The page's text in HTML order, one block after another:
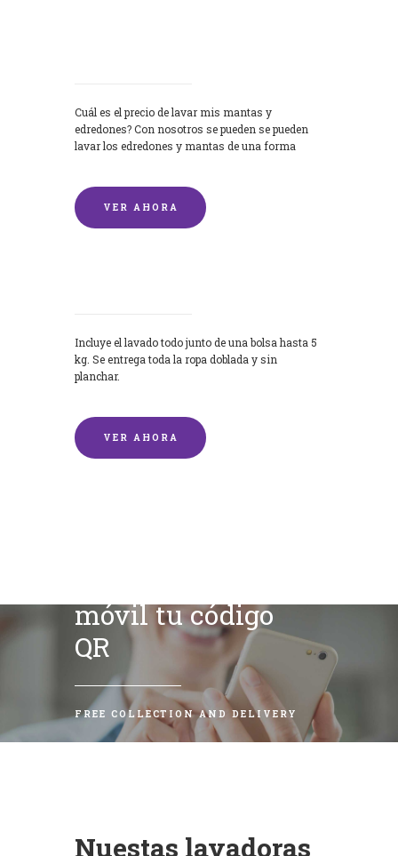
Cuál es el precio de lavar mis mantas y
edredones? Con nosotros se pueden se pueden
lavar los edredones y mantas de una forma
VER AHORA
Incluye el lavado todo junto de una bolsa hasta 5
kg. Se entrega toda la ropa doblada y sin
planchar.
VER AHORA
móvil tu código
QR
FREE COLLECTION AND DELIVERY
Nuestas lavadoras